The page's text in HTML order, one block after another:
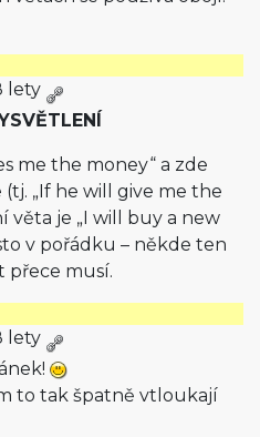
lety
me the money“ a zde
„If he will give me the
věta je „I will buy a new
v pořádku – někde ten
přece musí.
lety
to tak špatně vtloukají